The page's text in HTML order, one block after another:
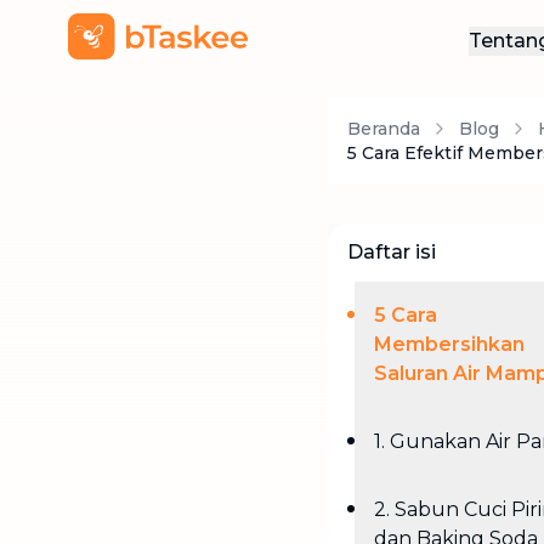
Beranda Blog
5 Cara Efektif
Daftar isi
5 Cara
Membersihkan
Saluran Air
1. Gunakan Air
2. Sabun Cuci
dan Baking Soda